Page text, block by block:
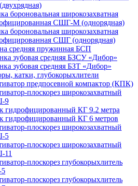
бороновальная широкозахватная
СШГ-М (однорядная)
бороновальная широкозахватная
СШГ (однорядная)
средняя пружинная БСП
зубовая средняя БЗСУ «Дибор»
зубовая средняя БЗТ «Дибор»
катки, глубокорыхлители
предпосевной компактор (КПК)
плоскорез широкозахватный
9
гидрофицированный КГ 9.2 метра
гидрофицированный КГ 6 метров
плоскорез широкозахватный
5
плоскорез широкозахватный
плоскорез глубокорыхлитель
плоскорез глубокорыхлитель